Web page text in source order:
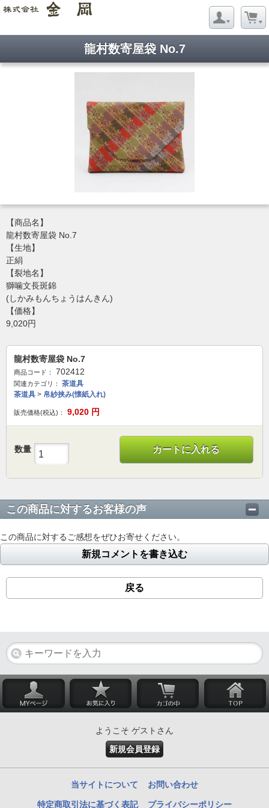
龍村数寄屋袋 No.7
【商品名】
龍村数寄屋袋 No.7
【生地】
正絹
【裂地名】
獅噛文長斑錦
(しかみもんちょうはんきん)
【価格】
9,020円
龍村数寄屋袋 No.7
商品コード： 702412
関連カテゴリ：
茶道具
茶道具 > 帛紗挟み(懐紙入れ)
販売価格(税込)： 9,020 円
数量 カートに入れる
この商品に対するお客様の声
この商品に対するご感想をぜひお寄せください。
新規コメントを書き込む
戻る
ようこそ ゲストさん
新規会員登録
当サイトについて お問い合わせ
特定商取引法に基づく表記 プライバシーポリシー